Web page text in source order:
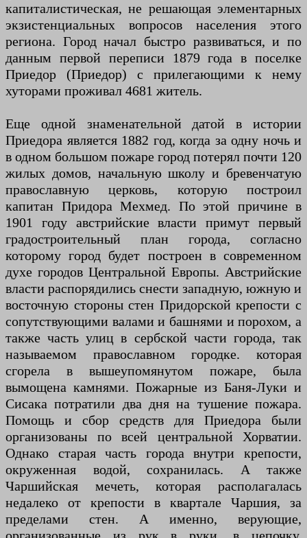
капиталистическая, не решающая элементарных
экзистенциальных вопросов населения этого
региона. Город начал быстро развиваться, и по
данным первой переписи 1879 года в поселке
Приедор (Приедор) с прилегающими к нему
хуторами проживал 4681 житель.
Еще одной знаменательной датой в истории
Приедора является 1882 год, когда за одну ночь и
в одном большом пожаре город потерял почти 120
жилых домов, начальную школу и бревенчатую
православную церковь, которую построил
капитан Придора Мехмед. По этой причине в
1901 году австрийские власти примут первый
градостроительный план города, согласно
которому город будет построен в современном
духе городов Центральной Европы. Австрийские
власти распорядились снести западную, южную и
восточную стороны стен Придорской крепости с
сопутствующими валами и башнями и порохом, а
также часть улиц в сербской части города, так
называемом православном городке. которая
сгорела в вышеупомянутом пожаре, была
вымощена камнями. Пожарные из Баня-Луки и
Сисака потратили два дня на тушение пожара.
Помощь и сбор средств для Приедора были
организованы по всей центральной Хорватии.
Однако старая часть города внутри крепости,
окруженная водой, сохранилась. А также
Чаршийская мечеть, которая располагалась
недалеко от крепости в квартале Чаршия, за
пределами стен. А именно, верующие,